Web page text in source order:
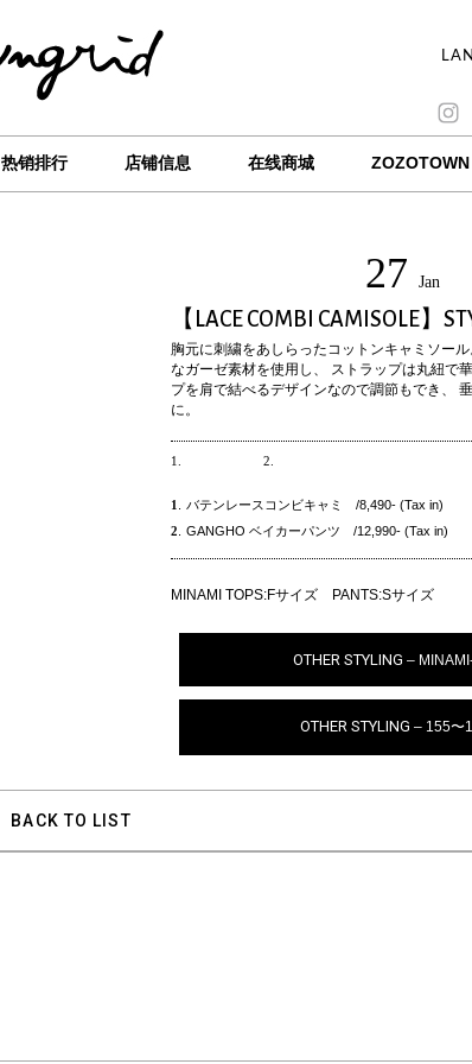
热销排行 店铺信息 在线商城 ZOZOTOWN
27 Jan
【LACE COMBI CAMISOLE】
胸元に刺繍をあしらったコットンキャミソー
なガーゼ素材を使用し、 ストラップは丸紐で
プを肩で結べるデザインなので調節もでき、
に。
1. 2.
1
バテンレースコンビキャミ /8,490- (Tax in)
2
GANGHO ベイカーパンツ /12,990- (Tax in)
MINAMI TOPS:Fサイズ PANTS:Sサイズ
OTHER STYLING –
OTHER STYLING – 155〜
BACK TO LIST